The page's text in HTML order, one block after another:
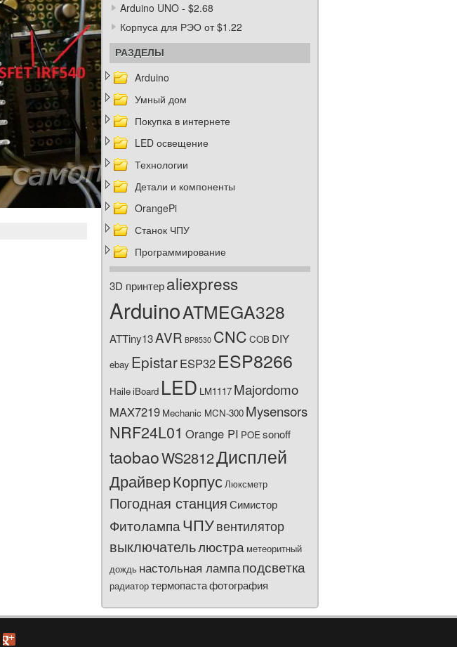
Arduino UNO - $2.68
Корпуса для РЭО от $1.22
РАЗДЕЛЫ
Arduino
Умный дом
Покупка в интернете
LED освещение
Технологии
Детали и компоненты
OrangePi
Станок ЧПУ
Программирование
3D принтерaliexpress
ArduinoATMEGA328
ATTiny13AVR BP8530 CNC COB DIY
ebay EpistarESP32 ESP8266
HaileiBoard LED LM1117 Majordomo
MAX7219 Mechanic MCN-300 Mysensors
NRF24L01 Orange PI POEsonoff
taobaoWS2812Дисплей
ДрайверКорпусЛюксметр
Погодная станцияСимистор
ФитолампаЧПУвентилятор
выключательлюстра метеоритный
дождь настольная лампаподсветка
радиатортермопастафотография